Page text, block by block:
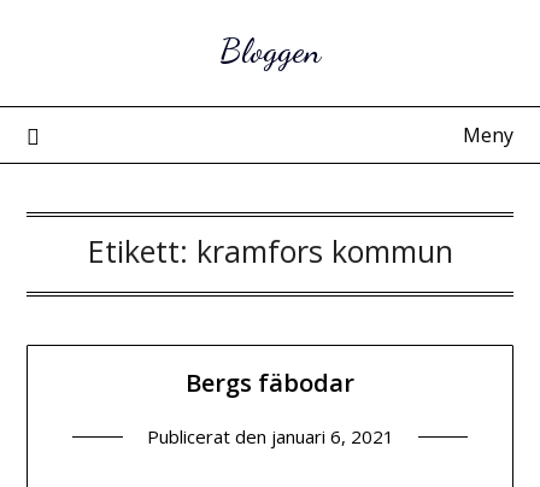
Bloggen
Meny
Etikett: kramfors kommun
Bergs fäbodar
Publicerat den januari 6, 2021